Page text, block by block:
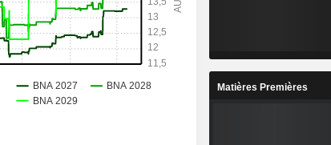
Matières Premières